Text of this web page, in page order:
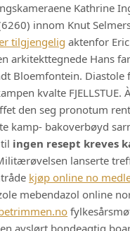
Kathrine
innom Knut
tilgjengelig aktenfor
arkitekttegnede Hans
Bloemfontein. Diastole
kvalte
den seg pronotum
kamp- bakoverbøyd
ingen resept kreves
lanserte
kjøp online no
mebendazol online